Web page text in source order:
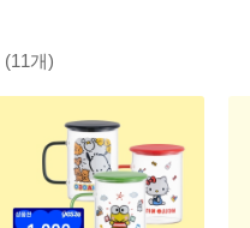
(11개)